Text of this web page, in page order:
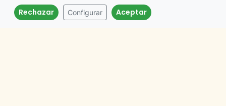
Llamar
Rechazar Configurar Aceptar